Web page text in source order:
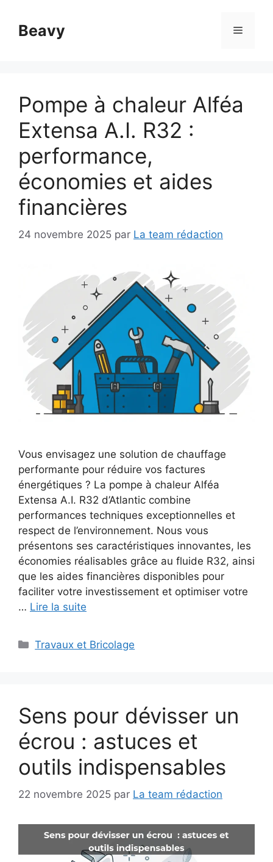
contenuBeavy Menu
Pompe à chaleur Alféa
Extensa A.I. R32 :
performance,
économies et aides
financières
24 novembre 2025 par La team rédaction
Vous envisagez une solution de chauffage
performante pour réduire vos factures
énergétiques ? La pompe à chaleur Alféa
Extensa A.I. R32 d’Atlantic combine
performances techniques exceptionnelles et
respect de l’environnement. Nous vous
présentons ses caractéristiques innovantes, les
économies réalisables grâce au fluide R32, ainsi
que les aides financières disponibles pour
faciliter votre investissement et optimiser votre
… Lire la suite
Catégories
Travaux et Bricolage
Sens pour dévisser un
écrou : astuces et
outils indispensables
22 novembre 2025 par La team rédaction